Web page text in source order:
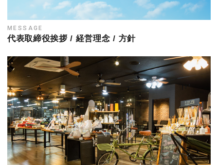
MESSAGE
代表取締役挨拶 / 経営理念 / 方針